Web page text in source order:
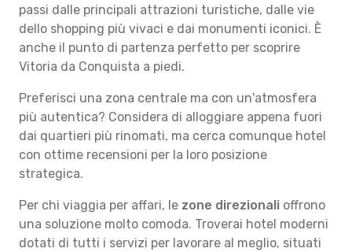
passi dalle principali attrazioni turistiche, dalle vie
dello shopping più vivaci e dai monumenti iconici. È
anche il punto di partenza perfetto per scoprire
Vitoria da Conquista a piedi.
Preferisci una zona centrale ma con un'atmosfera
più autentica? Considera di alloggiare appena fuori
dai quartieri più rinomati, ma cerca comunque hotel
con ottime recensioni per la loro posizione
strategica.
Per chi viaggia per affari, le zone direzionali offrono
una soluzione molto comoda. Troverai hotel moderni
dotati di tutti i servizi per lavorare al meglio, situati